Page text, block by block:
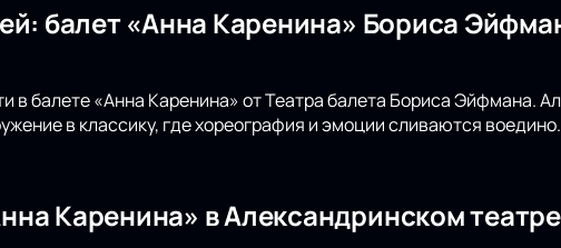
балет «Анна Каренина» Бориса
в балете «Анна Каренина» от Театра балета Бориса Эйфмана.
в классику, где хореография и эмоции сливаются воедино.
Каренина» в Александринском